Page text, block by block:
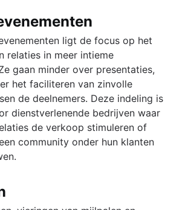
ligt de focus op het
relaties in meer intieme
gaan minder over presentaties,
het faciliteren van zinvolle
de deelnemers. Deze indeling is
dienstverlenende bedrijven waar
de verkoop stimuleren of
community onder hun klanten